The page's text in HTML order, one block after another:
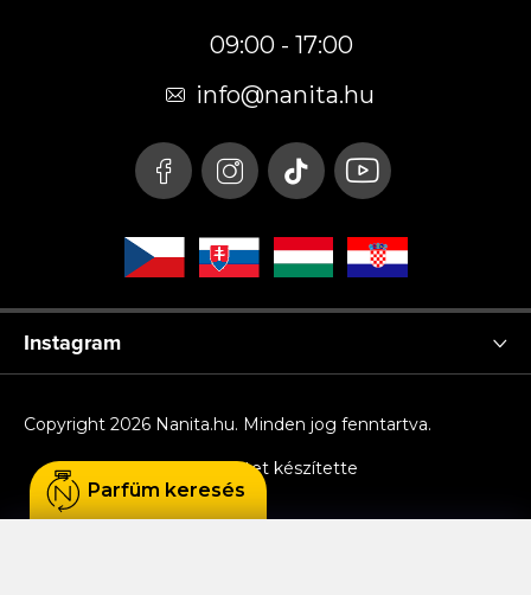
09:00 - 17:00
info@nanita.hu
Instagram
Shoptet készítette
Copyright 2026 Nanita.hu. Minden jog fenntartva.
Parfüm keresés